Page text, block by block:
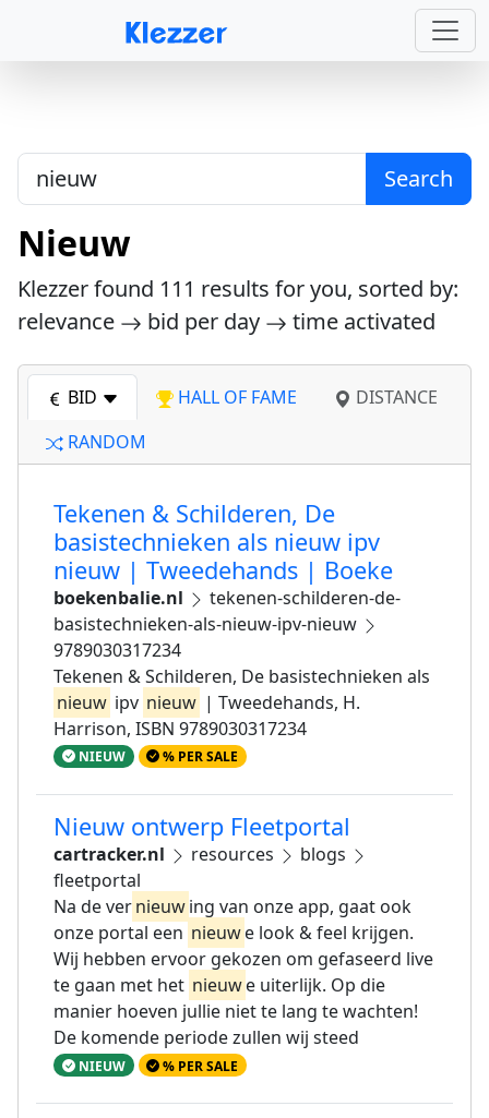
Search
Nieuw
Klezzer found 111 results for you, sorted by:
relevance
bid per day time activated
BID HALL OF FAME
DISTANCE
RANDOM
Tekenen & Schilderen, De
basistechnieken als nieuw ipv
nieuw | Tweedehands | Boeke
boekenbalie.nl
tekenen-schilderen-de-
basistechnieken-als-nieuw-ipv-nieuw
9789030317234
Tekenen & Schilderen, De basistechnieken als
nieuw ipv nieuw | Tweedehands, H.
Harrison, ISBN 9789030317234
NIEUW % PER SALE
Nieuw ontwerp Fleetportal
cartracker.nl resources
blogs
fleetportal
Na de vernieuwing van onze app, gaat ook
onze portal een nieuwe look & feel krijgen.
Wij hebben ervoor gekozen om gefaseerd live
te gaan met het nieuwe uiterlijk. Op die
manier hoeven jullie niet te lang te wachten!
De komende periode zullen wij steed
NIEUW % PER SALE